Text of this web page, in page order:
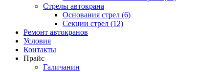
Стрелы автокрана
Основания стрел (6)
Секции стрел (12)
Ремонт автокранов
Условия
Контакты
Прайс
Галичанин